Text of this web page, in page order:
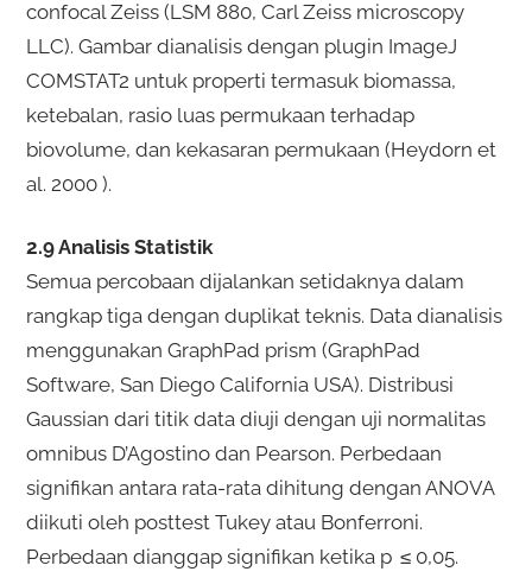
confocal Zeiss (LSM 880, Carl Zeiss microscopy
LLC). Gambar dianalisis dengan plugin ImageJ
COMSTAT2 untuk properti termasuk biomassa,
ketebalan, rasio luas permukaan terhadap
biovolume, dan kekasaran permukaan (Heydorn et
al. 2000 ).
2.9 Analisis Statistik
Semua percobaan dijalankan setidaknya dalam
rangkap tiga dengan duplikat teknis. Data dianalisis
menggunakan GraphPad prism (GraphPad
Software, San Diego California USA). Distribusi
Gaussian dari titik data diuji dengan uji normalitas
omnibus D’Agostino dan Pearson. Perbedaan
signifikan antara rata-rata dihitung dengan ANOVA
diikuti oleh posttest Tukey atau Bonferroni.
Perbedaan dianggap signifikan ketika p ≤ 0,05.